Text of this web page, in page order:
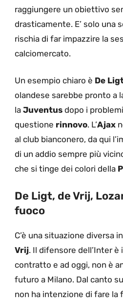
raggiungere un obiettivo
drasticamente. E’ solo una
rischia di far impazzire la
calciomercato.
Un esempio chiaro è De
olandese sarebbe pronto a
la Juventus dopo i
questione rinnovo. L’Ajax
al club bianconero, da qui
di un addio sempre più
che si tinge dei colori della
De Ligt, de Vrij,
fuoco
C’è una situazione diversa
Vrij. Il difensore dell’Inter è
contratto e ad oggi, non è
futuro a Milano. Dal canto
non ha intenzione di fare la